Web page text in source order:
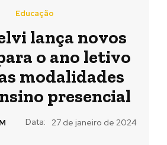
Educação
lança novos
o ano letivo
modalidades
presencial
Data: 27 de janeiro de 2024